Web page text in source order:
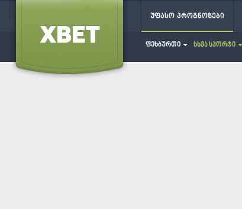
უფასო პროგნოზები
ფეხბურთი სხვა სპორტი